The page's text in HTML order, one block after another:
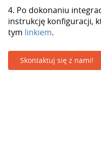
4. Po dokonaniu
instrukcję konfiguracji,
tym linkiem.
Skontaktuj się z nami!